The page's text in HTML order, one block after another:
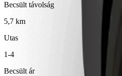
Becsült távolság
5,7 km
Utas
1-4
Becsült ár